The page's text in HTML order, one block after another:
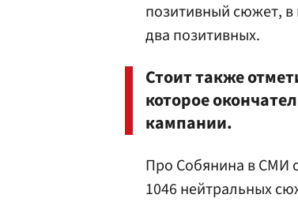
позитивный сюжет,
два позитивных.
Стоит также
которое
кампании.
Про Собянина в СМИ
1046 нейтральных